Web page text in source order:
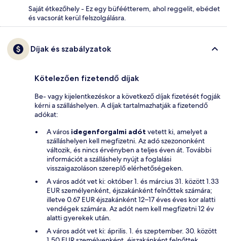
Saját étkezőhely - Ez egy büféétterem, ahol reggelit, ebédet
és vacsorát kerül felszolgálásra.
Díjak és szabályzatok
Kötelezően fizetendő díjak
Be- vagy kijelentkezéskor a következő díjak fizetését fogják
kérni a szálláshelyen. A díjak tartalmazhatják a fizetendő
adókat:
A városidegenforgalmi adót vetett ki, amelyet a
szálláshelyen kell megfizetni. Az adó szezononként
változik, és nincs érvényben a teljes éven át. További
információt a szálláshely nyújt a foglalási
visszaigazoláson szereplő elérhetőségeken.
A város adót vet ki: október 1. és március 31. között 1.33
EUR személyenként, éjszakánként felnőttek számára;
illetve 0.67 EUR éjszakánként 12–17 éves éves kor alatti
vendégek számára. Az adót nem kell megfizetni 12 év
alatti gyerekek után.
A város adót vet ki: április. 1. és szeptember. 30. között